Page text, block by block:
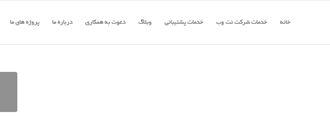
خانه خدمات شرکت نت وب خدمات پشتیبانی وبلاگ دعوت به همکاری درباره ما پروژه های ما